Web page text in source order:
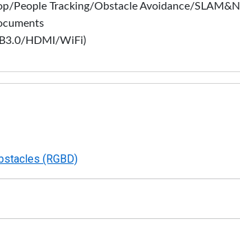
People Tracking/Obstacle Avoidance/
HDMI/WiFi)
(RGBD)